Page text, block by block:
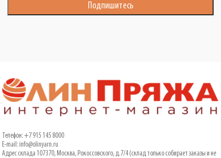
Телефон: +7 915 145 8000
E-mail: info@olinyarn.ru
Адрес склада 107370, Москва, Рокоссовского, д.7/4 (склад только собирает заказы и не